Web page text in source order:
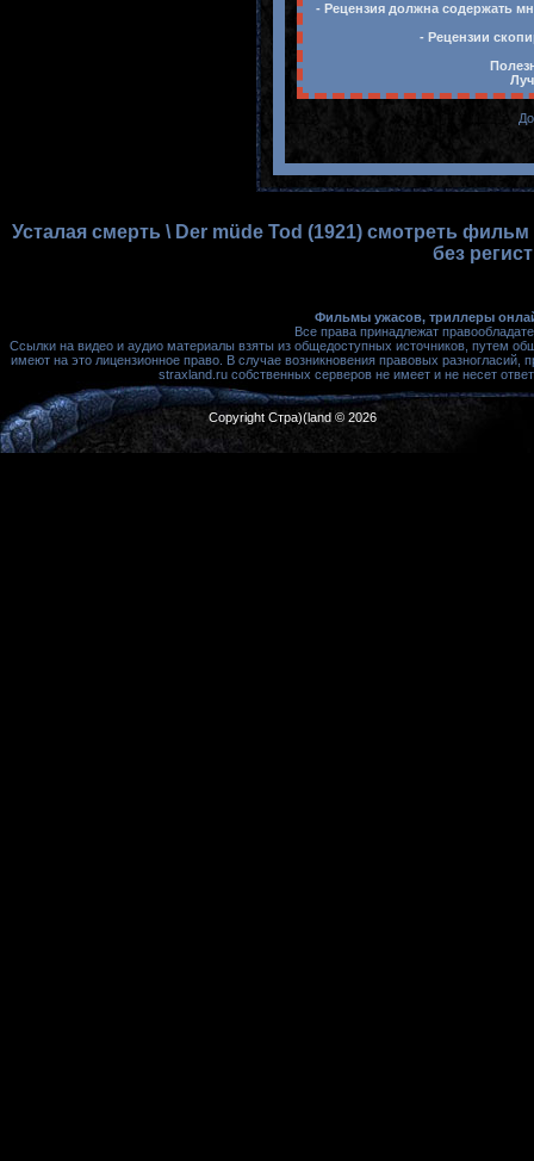
- Рецензия должна содержать
- Рецензии
Усталая смерть \ Der müde Tod (1921) смотреть
без
Фильмы ужасов, триллеры
Все права принадлежат
Ссылки на видео и аудио материалы взяты из общедоступных источников, путем
имеют на это лицензионное право. В случае возникновения правовых
straxland.ru собственных серверов не имеет и не несет
Copyright Стра)(land © 2026